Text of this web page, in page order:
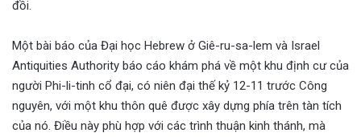
đồi.
Một bài báo của Đại học Hebrew ở Giê-ru-sa-lem và Israel
Antiquities Authority báo cáo khám phá về một khu định cư của
người Phi-li-tinh cổ đại, có niên đại thế kỷ 12-11 trước Công
nguyên, với một khu thôn quê được xây dựng phía trên tàn tích
của nó. Điều này phù hợp với các trình thuận kinh thánh, mà